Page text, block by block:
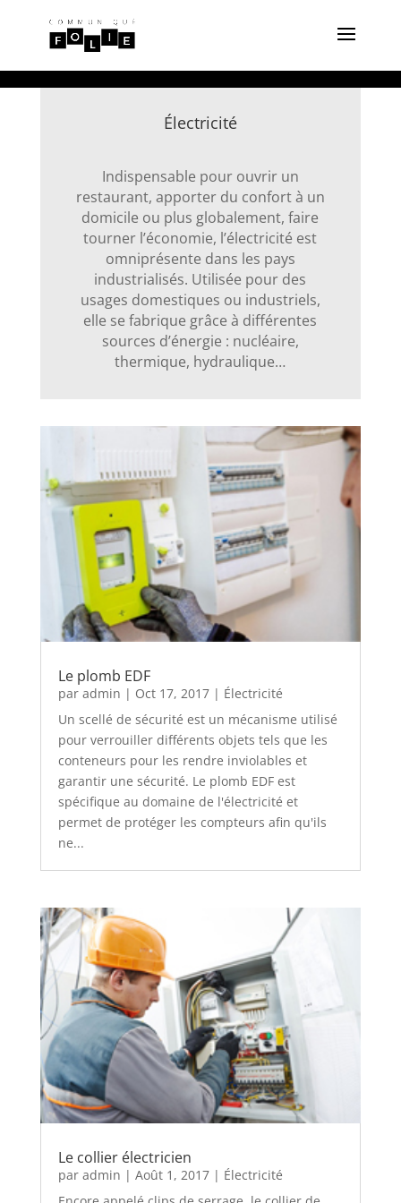
Électricité
Indispensable pour ouvrir un
restaurant, apporter du confort à un
domicile ou plus globalement, faire
tourner l’économie, l’électricité est
omniprésente dans les pays
industrialisés. Utilisée pour des
usages domestiques ou industriels,
elle se fabrique grâce à différentes
sources d’énergie : nucléaire,
thermique, hydraulique…
Le plomb EDF
par admin | Oct 17, 2017| Électricité
Un scellé de sécurité est un mécanisme utilisé
pour verrouiller différents objets tels que les
conteneurs pour les rendre inviolables et
garantir une sécurité. Le plomb EDF est
spécifique au domaine de l'électricité et
permet de protéger les compteurs afin qu'ils
ne...
Le collier électricien
par admin | Août 1, 2017| Électricité